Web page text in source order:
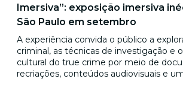
Imersiva”: exposição imersiva
São Paulo em setembro
A experiência convida o público a
criminal, as técnicas de investigação e
cultural do true crime por meio de
recriações, conteúdos audiovisuais e